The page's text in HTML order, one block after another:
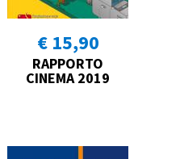
€ 15,90
RAPPORTO
CINEMA 2019